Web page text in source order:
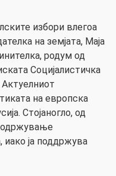
избори влегоа
на земјата, Маја
родум од
Социјалистичка
Актуелниот
на европска
Стојаногло, од
одржување
ја поддржува